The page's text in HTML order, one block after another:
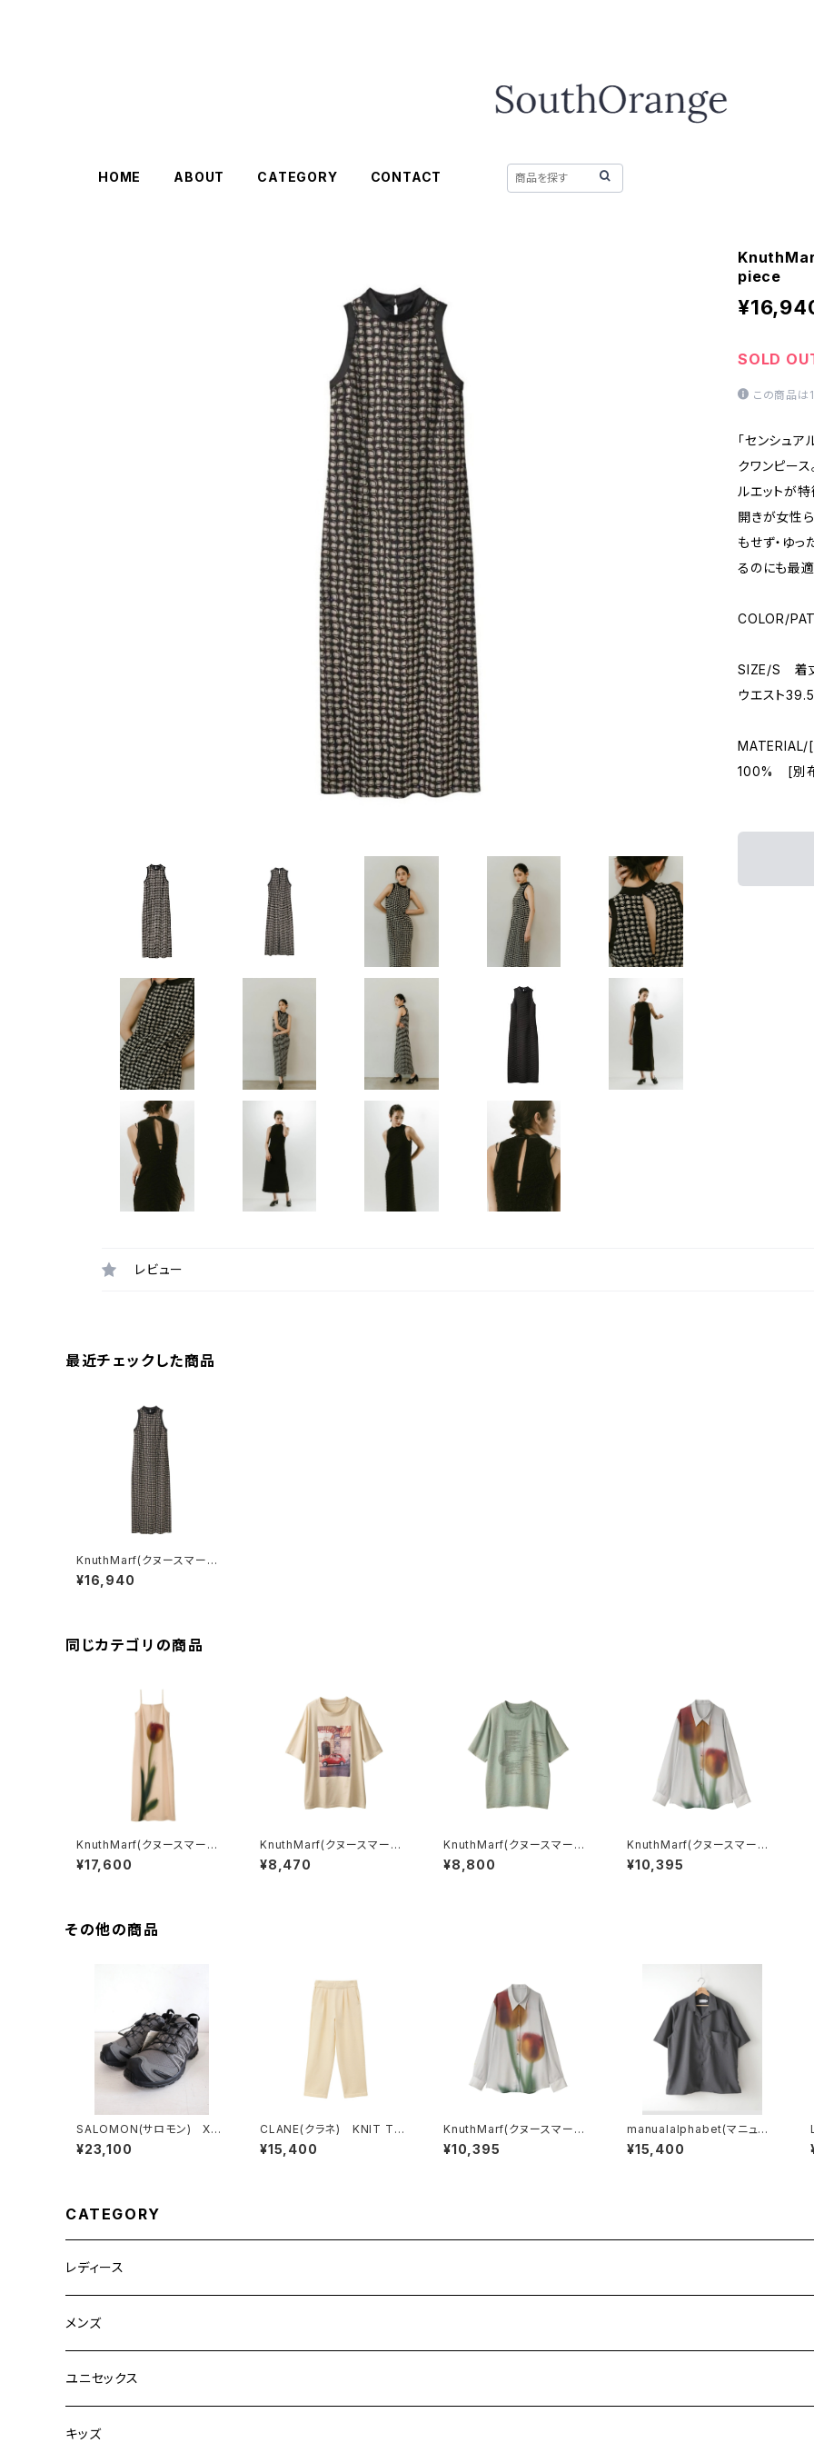
HOME ABOUT CATEGORY CONTACT
piece
SOLD
この商品は
「センシュ
クワンピー
ルエットが
開きが女性
もせず・ゆっ
るのにも最
COLOR/
SIZE/S 着
ウエスト
MATERIAL/
100% [別
レビュー
最近チェックした商品
KnuthMarf(クヌースマーフ)
halter neck one piece
¥16,940
同じカテゴリの商品
KnuthMarf(クヌースマーフ)
flower print satin dres
s
¥17,600
KnuthMarf(クヌースマーフ)
vintage print T shirt(un
isex)
¥8,470
KnuthMarf(クヌースマーフ)
K error design T shirt(u
nisex)
¥8,800
KnuthMarf(クヌースマーフ)
flower print sheer shirt
(unisex)
¥10,395
その他の商品
SALOMON(サロモン) XA
PRO 3D GORE-TEX
¥23,100
CLANE(クラネ) KNIT TU
CK PANTS
¥15,400
KnuthMarf(クヌースマーフ)
flower print sheer shirt
(unisex)
¥10,395
manualalphabet(マニュア
ルアルファベット) DRY TR
OPICAL OPEN COLLAR S
¥15,400
CATEGORY
レディース
CLANE
TOPS
BOTTOMS
TEN.
ETRE TOKYO
メンズ
FUJITO
TOPS
CURLY
ユニセックス
20/80
キッズ